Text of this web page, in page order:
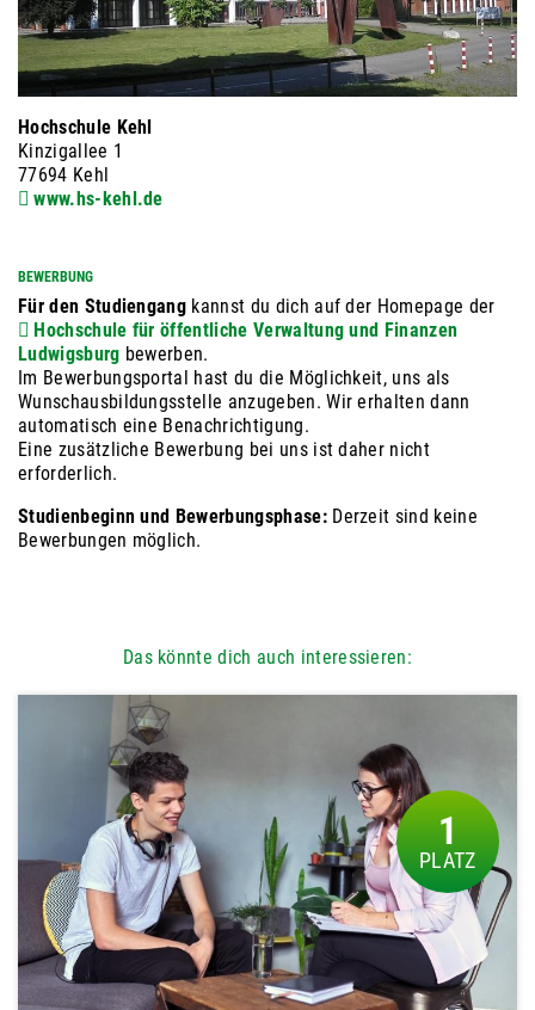
Hochschule Kehl
Kinzigallee 1
77694 Kehl
www.hs-kehl.de
BEWERBUNG
Für den Studiengang kannst du dich auf der Homepage der
Hochschule für öffentliche Verwaltung und Finanzen
Ludwigsburg bewerben.
Im Bewerbungsportal hast du die Möglichkeit, uns als
Wunschausbildungsstelle anzugeben. Wir erhalten dann
automatisch eine Benachrichtigung.
Eine zusätzliche Bewerbung bei uns ist daher nicht
erforderlich.
Studienbeginn und Bewerbungsphase:Derzeit sind keine
Bewerbungen möglich.
Das könnte dich auch interessieren:
1